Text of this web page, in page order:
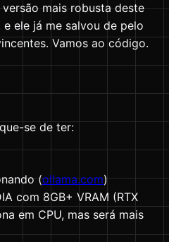
mais robusta deste
ele já me salvou de pelo
Vamos ao código.
se de ter:
(ollama.com)
com 8GB+ VRAM (RTX
em CPU, mas será mais